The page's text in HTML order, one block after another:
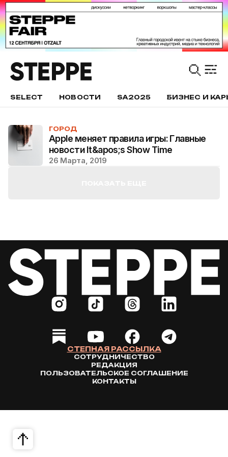
SELECT НОВОСТИ SA2025 БИЗНЕС И
ГОРОД
Apple меняет правила игры: Главные
новости It&apos;s Show Time
26 Марта, 2019
СТЕПНАЯ РАССЫЛКА
СОТРУДНИЧЕСТВО
РЕДАКЦИЯ
ПОЛЬЗОВАТЕЛЬСКОЕ СОГЛАШЕНИЕ
КОНТАКТЫ